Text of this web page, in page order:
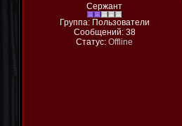
Сержант
Группа: Пользователи
Сообщений: 38
Статус: Offline